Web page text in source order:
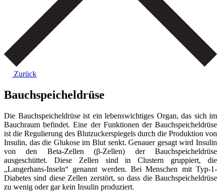
Zurück
Bauchspeicheldrüse
Die Bauchspeicheldrüse ist ein lebenswichtiges Organ, das sich im
Bauchraum befindet. Eine der Funktionen der Bauchspeicheldrüse
ist die Regulierung des Blutzuckerspiegels durch die Produktion von
Insulin, das die Glukose im Blut senkt. Genauer gesagt wird Insulin
von den Beta-Zellen (β-Zellen) der Bauchspeicheldrüse
ausgeschüttet. Diese Zellen sind in Clustern gruppiert, die
„Langerhans-Inseln“ genannt werden. Bei Menschen mit Typ-1-
Diabetes sind diese Zellen zerstört, so dass die Bauchspeicheldrüse
zu wenig oder gar kein Insulin produziert.